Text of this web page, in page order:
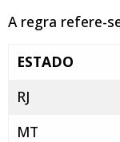
A regra refere-
ESTADO
RJ
MT